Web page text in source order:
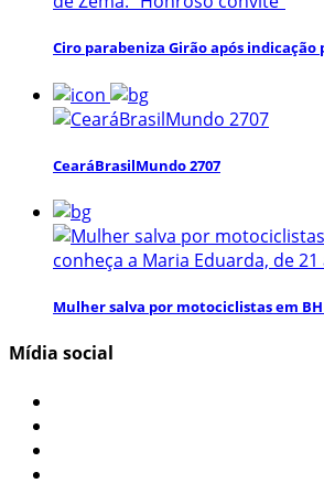
Ciro parabeniza Girão após indicação
CearáBrasilMundo 2707
Mulher salva por motociclistas em
Mídia social